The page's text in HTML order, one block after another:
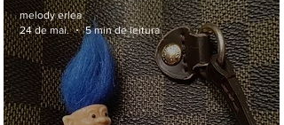
melody erlea
24 de mai.
5 min de leitura